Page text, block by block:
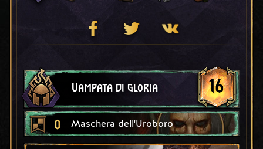
Vampata di gloria 16
0 Maschera dell'Uroboro